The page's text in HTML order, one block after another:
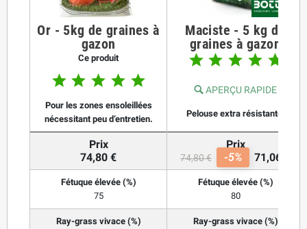
Or - 5kg de graines à
gazon
Ce produit
    
Pour les zones ensoleillées
nécessitant peu d’entretien.
Maciste - 5 kg de
graines à gazon
    
APERÇU RAPIDE
Pelouse extra résistante.
Prix
74,80 €
Prix
74,80 € -5% 71,06 €
Fétuque élevée (%)
75
Fétuque élevée (%)
80
Ray-grass vivace (%)
Ray-grass vivace (%)